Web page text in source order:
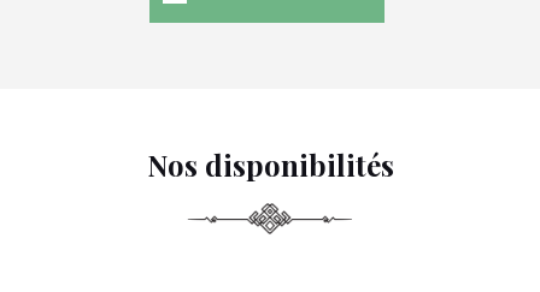
Nos disponibilités